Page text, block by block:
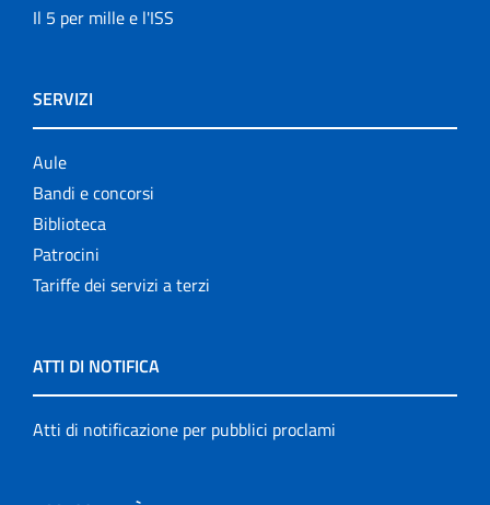
Il 5 per mille e l'ISS
SERVIZI
Aule
Bandi e concorsi
Biblioteca
Patrocini
Tariffe dei servizi a terzi
ATTI DI NOTIFICA
Atti di notificazione per pubblici proclami